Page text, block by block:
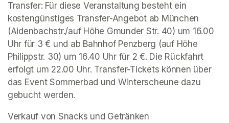
Transfer: Für diese Veranstaltung besteht ein
kostengünstiges Transfer-Angebot ab München
(Aidenbachstr./auf Höhe Gmunder Str. 40) um 16.00
Uhr für 3 € und ab Bahnhof Penzberg (auf Höhe
Philippstr. 30) um 16.40 Uhr für 2 €. Die Rückfahrt
erfolgt um 22.00 Uhr. Transfer-Tickets können über
das Event Sommerbad und Winterscheune dazu
gebucht werden.
Verkauf von Snacks und Getränken